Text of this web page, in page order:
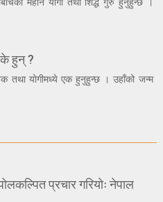
के हुन् ?
तथा योगीमध्ये एक हुनुहुन्छ । उहाँको जन्म
प्रचार गरियोः नेपाल